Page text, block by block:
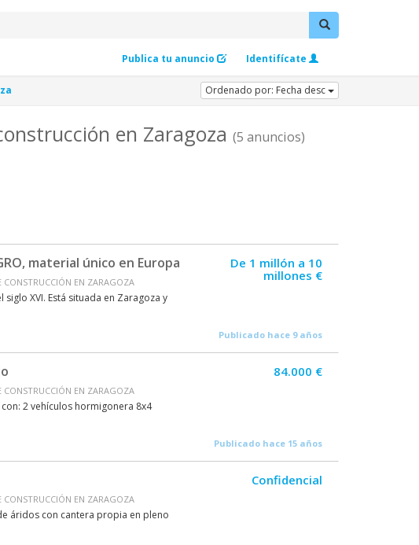
Publica tu anuncio Identifícate
Ordenado por: Fecha desc
en Zaragoza (5 anuncios)
material único en Europa
CONSTRUCCIÓN EN ZARAGOZA
XVI. Está situada en Zaragoza y
De 1 millón a 10
millones €
Publicado hace 9 años
CONSTRUCCIÓN EN ZARAGOZA
2 vehículos hormigonera 8x4
84.000 €
Publicado hace 15 años
CONSTRUCCIÓN EN ZARAGOZA
áridos con cantera propia en pleno
Confidencial